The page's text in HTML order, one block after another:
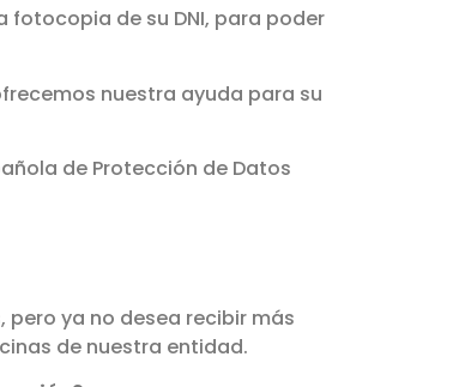
de su DNI, para poder
nuestra ayuda para su
de Protección de Datos
ya no desea recibir más
de nuestra entidad.